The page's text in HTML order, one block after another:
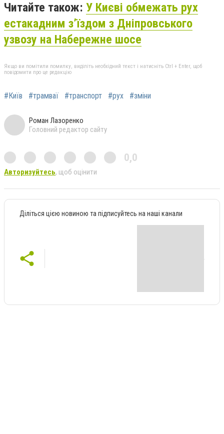
Читайте також: У Києві обмежать рух
естакадним з’їздом з Дніпровського
узвозу на Набережне шосе
Якщо ви помітили помилку, виділіть необхідний текст і натисніть Ctrl + Enter, щоб
повідомити про це редакцію
#Київ #трамваї #транспорт #рух #зміни
Роман Лазоренко
Головний редактор сайту
0,0
Авторизуйтесь, щоб оцінити
Діліться цією новиною та підписуйтесь на наші канали